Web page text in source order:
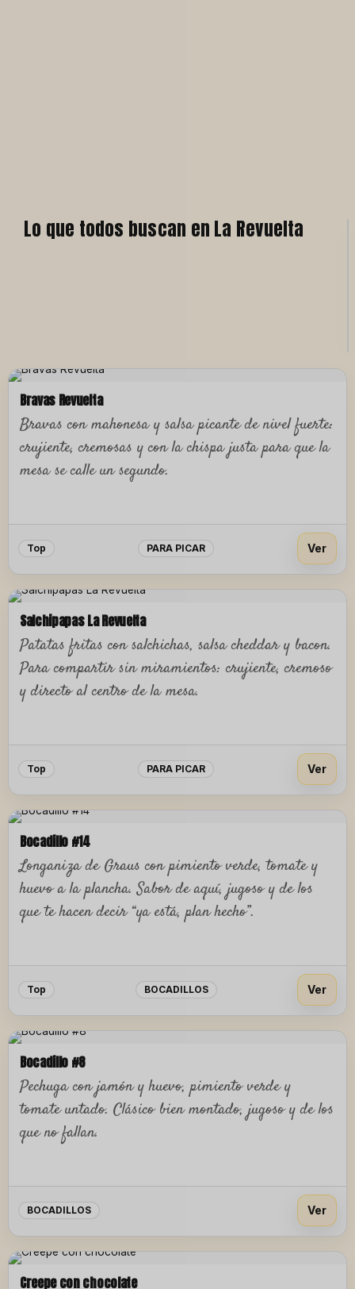
Lo que todos buscan en La Revuelta
Bravas Revuelta
Bravas con mahonesa y salsa picante de nivel fuerte:
crujiente, cremosas y con la chispa justa para que la
mesa se calle un segundo.
Top PARA PICAR Ver
Salchipapas La Revuelta
Patatas fritas con salchichas, salsa cheddar y bacon.
Para compartir sin miramientos: crujiente, cremoso
y directo al centro de la mesa.
Top PARA PICAR Ver
Bocadillo #14
Longaniza de Graus con pimiento verde, tomate y
huevo a la plancha. Sabor de aquí, jugoso y de los
que te hacen decir “ya está, plan hecho”.
Top BOCADILLOS Ver
Bocadillo #8
Pechuga con jamón y huevo, pimiento verde y
tomate untado. Clásico bien montado, jugoso y de los
que no fallan.
BOCADILLOS Ver
Creepe con chocolate